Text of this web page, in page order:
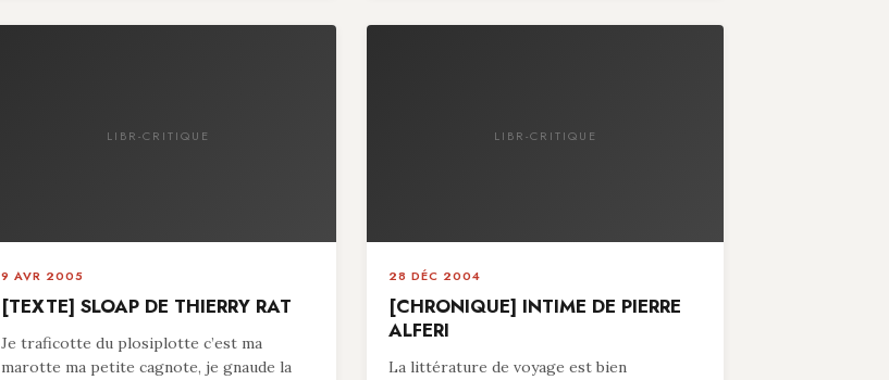
LIBR-CRITIQUE
9 AVR 2005
[TEXTE] SLOAP DE THIERRY RAT
Je traficotte du plosiplotte c’est ma
marotte ma petite cagnote, je gnaude la
LIBR-CRITIQUE
28 DÉC 2004
[CHRONIQUE] INTIME DE PIERRE
ALFERI
La littérature de voyage est bien